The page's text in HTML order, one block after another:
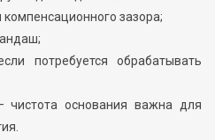
зазора;
потребуется обрабатывать
основания важна для